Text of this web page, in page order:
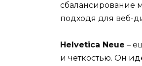
сбалансирование
подходя для веб-
Helvetica Neue –
и четкостью. Он